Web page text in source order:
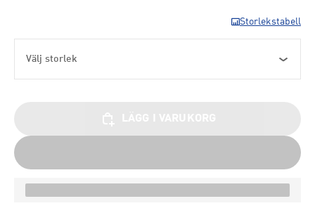
Storlekstabell
Välj storlek